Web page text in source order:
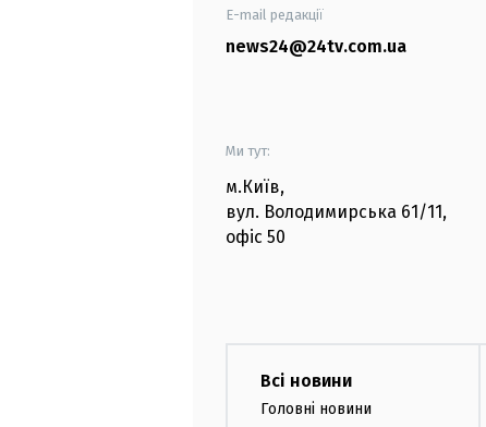
E-mail редакції
news24@24tv.com.ua
Ми тут:
м.Київ,
вул. Володимирська 61/11,
офіс 50
Всі новини
Головні новини